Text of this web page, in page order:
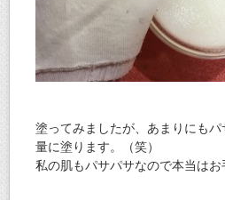
塗ってみましたが、あまりにも
量に塗ります。（笑）
私の肌もパサパサなので本当はお